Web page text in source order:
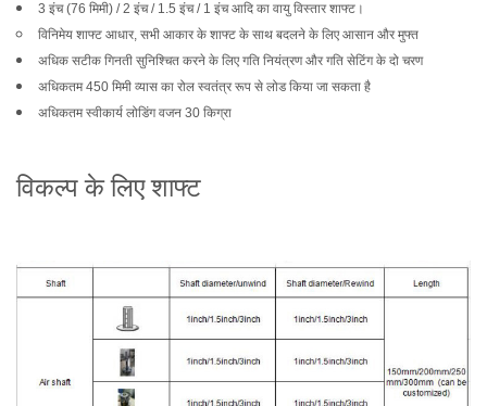
3 इंच (76 मिमी) / 2 इंच / 1.5 इंच / 1 इंच आदि का वायु विस्तार शाफ्ट।
विनिमेय शाफ्ट आधार, सभी आकार के शाफ्ट के साथ बदलने के लिए आसान और मुफ्त
अधिक सटीक गिनती सुनिश्चित करने के लिए गति नियंत्रण और गति सेटिंग के दो चरण
अधिकतम 450 मिमी व्यास का रोल स्वतंत्र रूप से लोड किया जा सकता है
अधिकतम स्वीकार्य लोडिंग वजन 30 किग्रा
विकल्प के लिए शाफ्ट